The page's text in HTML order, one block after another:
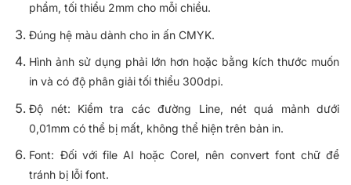
phẩm, tối thiểu 2mm cho mỗi chiều.
Đúng hệ màu dành cho in ấn CMYK.
Hình ảnh sử dụng phải lớn hơn hoặc bằng kích thước muốn
in và có độ phân giải tối thiểu 300dpi.
Độ nét: Kiểm tra các đường Line, nét quá mảnh dưới
0,01mm có thể bị mất, không thể hiện trên bản in.
Font: Đối với file AI hoặc Corel, nên convert font chữ để
tránh bị lỗi font.